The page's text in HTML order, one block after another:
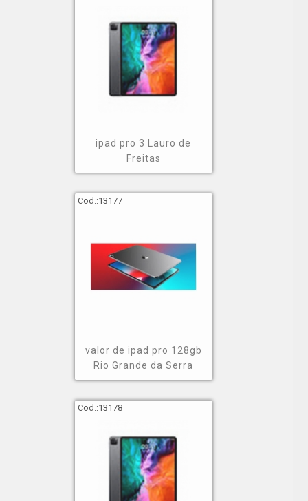
ipad pro 3 Lauro de
Freitas
Cod.:13177
valor de ipad pro 128gb
Rio Grande da Serra
Cod.:13178